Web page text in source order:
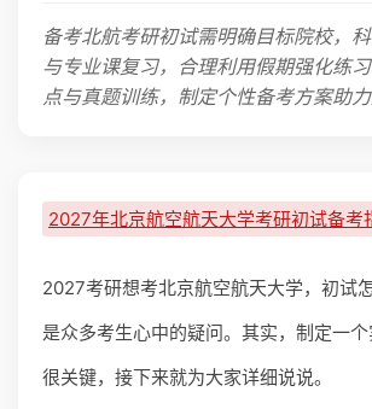
备考北航考研初试需明确目标院校，
与专业课复习，合理利用假期强化练
点与真题训练，制定个性备考方案助力
2027年北京航空航天大学考研初试备考
2027考研想考北京航空航天大学，初试
是众多考生心中的疑问。其实，制定一
很关键，接下来就为大家详细说说。